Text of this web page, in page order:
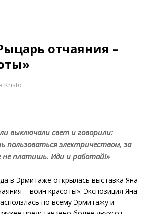
отчаяния –
Kristo
выключали свет и говорили:
пользоваться электричеством, за
не платишь. Иди и работай!»
в Эрмитаже открылась выставка Яна
– воин красоты». Экспозиция Яна
по всему Эрмитажу и